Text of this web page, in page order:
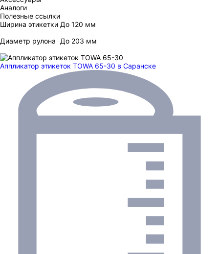
Аналоги
Полезные ссылки
Ширина этикетки До 120 мм
Диаметр рулона
До 203 мм
Аппликатор этикеток TOWA 65-30 в Саранске